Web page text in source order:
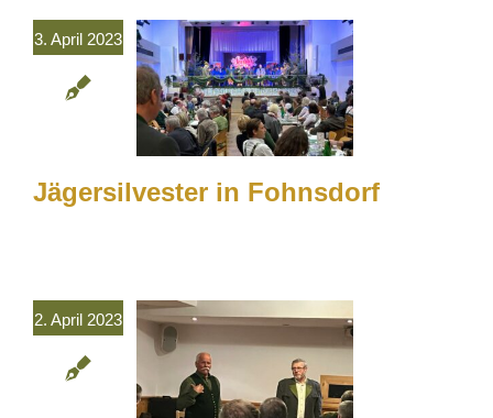
3. April 2023
Jägersilvester in Fohnsdorf
2. April 2023